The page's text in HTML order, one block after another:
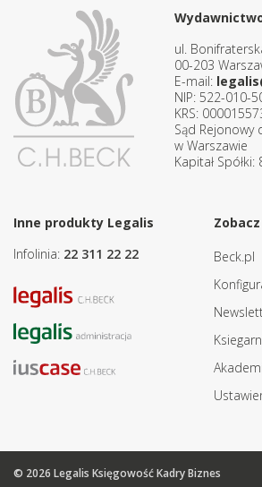
ul.
00-203
E-mail:
NIP: 522-010-
KRS:
Sąd Rejonowy
w Warszawie
Kapitał Spółki:
Inne produkty Legalis
Infolinia: 22 311 22 22
Beck.pl
© 2026 Legalis Księgowość Kadry Biznes